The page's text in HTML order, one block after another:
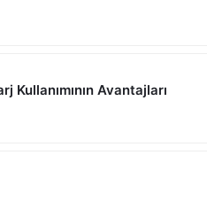
Kullanımının Avantajları